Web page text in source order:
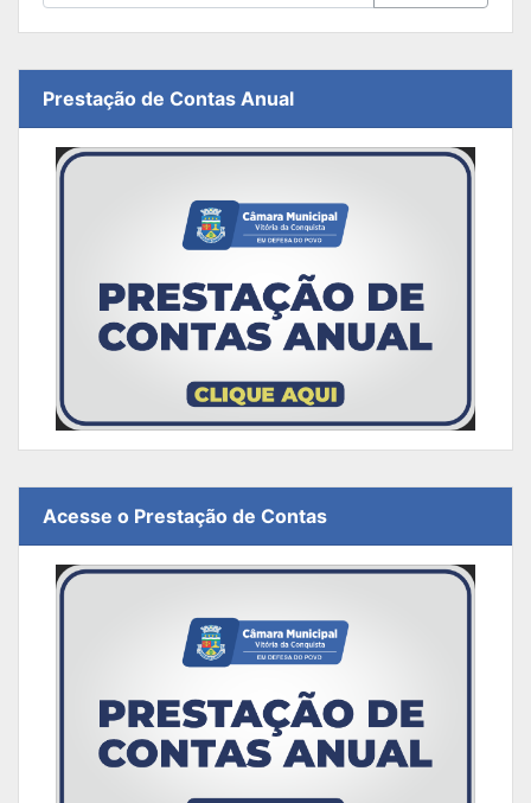
Prestação de Contas Anual
Acesse o Prestação de Contas